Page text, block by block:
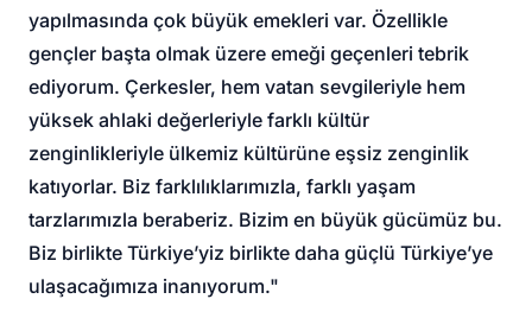
yapılmasında çok büyük emekleri var. Özellikle
gençler başta olmak üzere emeği geçenleri tebrik
ediyorum. Çerkesler, hem vatan sevgileriyle hem
yüksek ahlaki değerleriyle farklı kültür
zenginlikleriyle ülkemiz kültürüne eşsiz zenginlik
katıyorlar. Biz farklılıklarımızla, farklı yaşam
tarzlarımızla beraberiz. Bizim en büyük gücümüz bu.
Biz birlikte Türkiye’yiz birlikte daha güçlü Türkiye’ye
ulaşacağımıza inanıyorum."